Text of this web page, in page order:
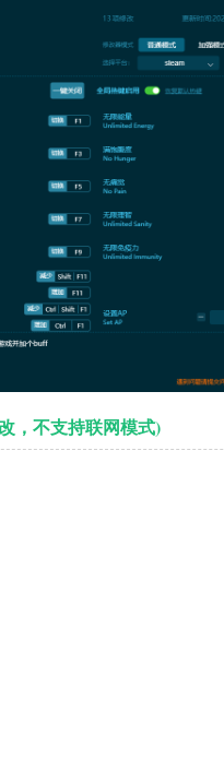
，不支持联网模式)